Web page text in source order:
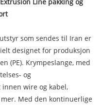
Line pakking og
som sendes til Iran er
designet for produksjon
(PE). Krympeslange, med
og
wire og kabel,
Med den kontinuerlige